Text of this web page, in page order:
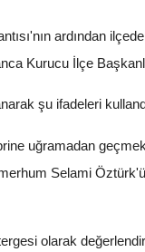
ardından
Kurucu İlçe
şu ifadeleri
uğramadan
Selami
olarak